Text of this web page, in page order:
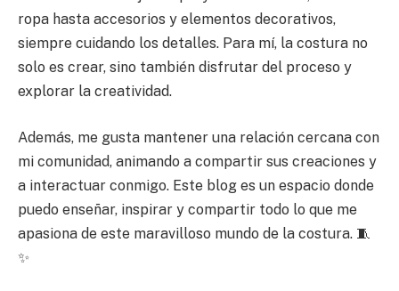
ropa hasta accesorios y elementos decorativos,
siempre cuidando los detalles. Para mí, la costura no
solo es crear, sino también disfrutar del proceso y
explorar la creatividad.
Además, me gusta mantener una relación cercana con
mi comunidad, animando a compartir sus creaciones y
a interactuar conmigo. Este blog es un espacio donde
puedo enseñar, inspirar y compartir todo lo que me
apasiona de este maravilloso mundo de la costura. 🧵
✨